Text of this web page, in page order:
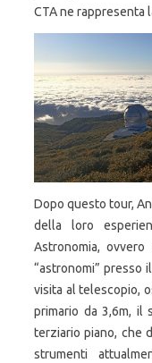
CTA ne rappresenta
Dopo questo tour,
della loro
Astronomia,
“astronomi” presso
visita al telescopio,
primario da 3,6m, il
terziario piano, che
strumenti